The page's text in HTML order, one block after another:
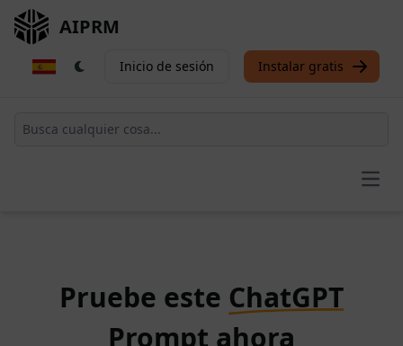
AIPRM
Inicio de sesión Instalar gratis
Pruebe este ChatGPT
Prompt ahora